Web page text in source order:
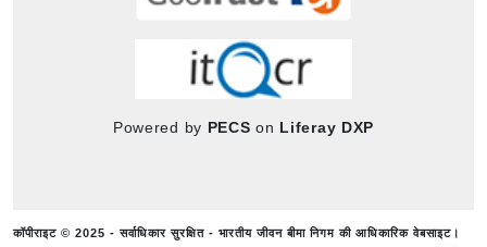
Powered by PECS on Liferay DXP
कॉपीराइट © 2025 - सर्वाधिकार सुरक्षित - भारतीय जीवन बीमा निगम की आधिकारिक वेबसाइट।